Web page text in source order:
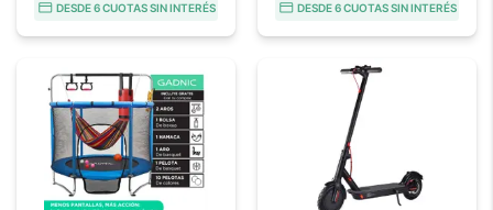
DESDE 6 CUOTAS SIN INTERÉS DESDE 6 CUOTAS SIN INTERÉS